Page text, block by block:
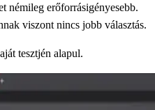
némileg erőforrásigényesebb.
viszont nincs jobb választás.
tesztjén alapul.